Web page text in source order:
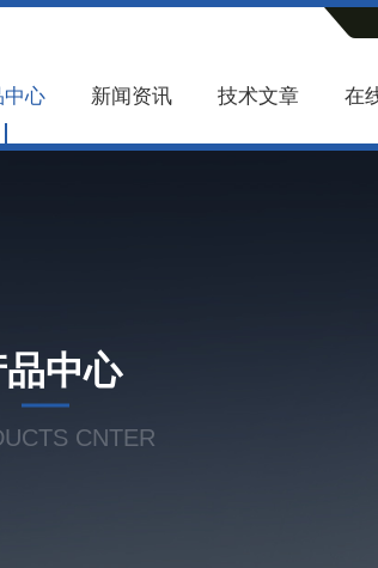
中心 新闻资讯 技术文章 在
品中心
CNTER